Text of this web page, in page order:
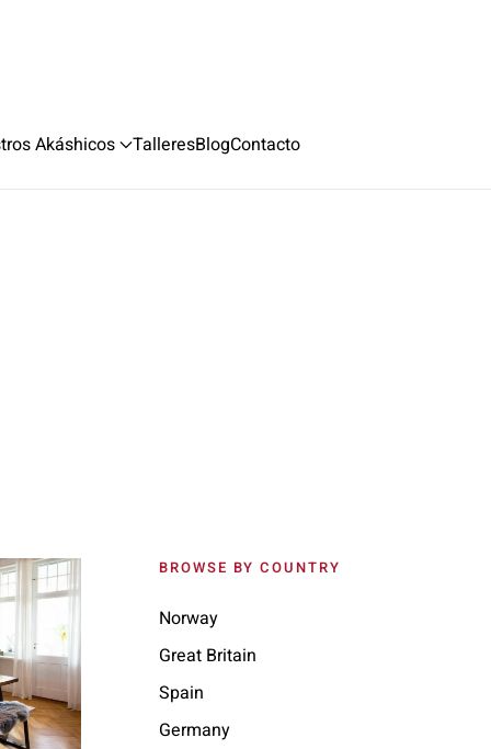
Akáshicos TalleresBlogContacto
BROWSE BY COUNTRY
Norway
Great Britain
Spain
Germany